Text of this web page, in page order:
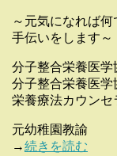
～元気になれば
手伝いをします～
分子整合栄養医学
分子整合栄養医
栄養療法カウンセ
元幼稚園教諭
→続きを読む